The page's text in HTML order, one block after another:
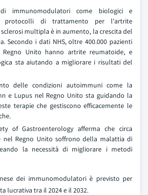
immunomodulatori come biologici e
protocolli di trattamento per l'artrite
multipla è in aumento, la crescita del
Secondo i dati NHS, oltre 400.000 pazienti
Unito hanno artrite reumatoide, e
sta aiutando a migliorare i risultati del
delle condizioni autoimmuni come la
e Lupus nel Regno Unito sta guidando la
terapie che gestiscono efficacemente le
of Gastroenterology afferma che circa
nel Regno Unito soffrono della malattia di
la necessità di migliorare i metodi
dei immunomodulatori è previsto per
lucrativa tra il 2024 e il 2032.